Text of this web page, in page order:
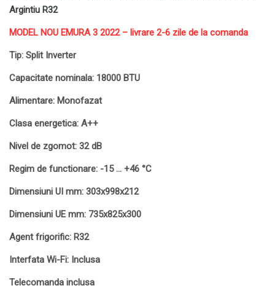
Argintiu R32
MODEL NOU EMURA 3 2022 – livrare 2-6 zile de la comanda
Tip: Split Inverter
Capacitate nominala: 18000 BTU
Alimentare: Monofazat
Clasa energetica: A++
Nivel de zgomot: 32 dB
Regim de functionare: -15 … +46 °C
Dimensiuni UI mm: 303x998x212
Dimensiuni UE mm: 735x825x300
Agent frigorific: R32
Interfata Wi-Fi: Inclusa
Telecomanda inclusa